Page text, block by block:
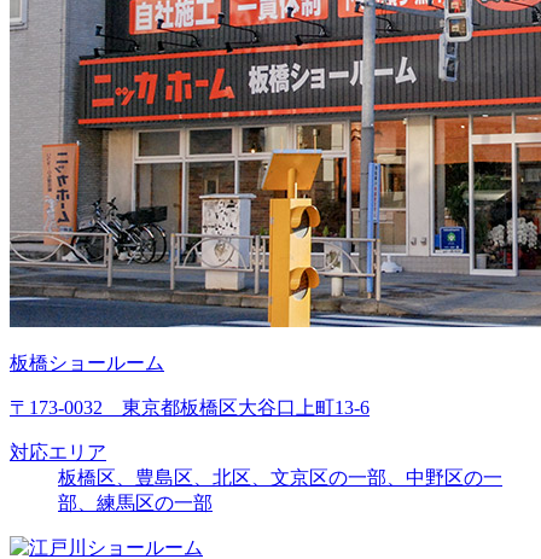
板橋ショールーム
〒173-0032 東京都板橋区大谷口上町13-6
対応エリア
板橋区、豊島区、北区、文京区の一部、中野区の一
部、練馬区の一部